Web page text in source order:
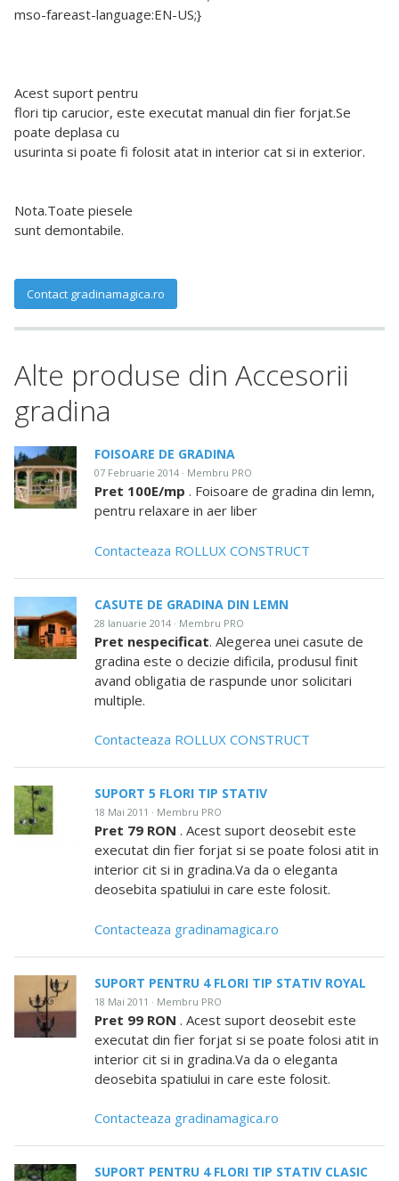
mso-fareast-language:EN-US;}
Acest suport pentru
flori tip carucior, este executat manual din fier forjat.Se
poate deplasa cu
usurinta si poate fi folosit atat in interior cat si in exterior.
Nota.Toate piesele
sunt demontabile.
Contact gradinamagica.ro
Alte produse din Accesorii
gradina
FOISOARE DE GRADINA
07 Februarie 2014 · Membru PRO
Pret 100E/mp . Foisoare de gradina din lemn,
pentru relaxare in aer liber
Contacteaza ROLLUX CONSTRUCT
CASUTE DE GRADINA DIN LEMN
28 Ianuarie 2014 · Membru PRO
Pret nespecificat. Alegerea unei casute de
gradina este o decizie dificila, produsul finit
avand obligatia de raspunde unor solicitari
multiple.
Contacteaza ROLLUX CONSTRUCT
SUPORT 5 FLORI TIP STATIV
18 Mai 2011 · Membru PRO
Pret 79 RON . Acest suport deosebit este
executat din fier forjat si se poate folosi atit in
interior cit si in gradina.Va da o eleganta
deosebita spatiului in care este folosit.
Contacteaza gradinamagica.ro
SUPORT PENTRU 4 FLORI TIP STATIV ROYAL
18 Mai 2011 · Membru PRO
Pret 99 RON . Acest suport deosebit este
executat din fier forjat si se poate folosi atit in
interior cit si in gradina.Va da o eleganta
deosebita spatiului in care este folosit.
Contacteaza gradinamagica.ro
SUPORT PENTRU 4 FLORI TIP STATIV CLASIC